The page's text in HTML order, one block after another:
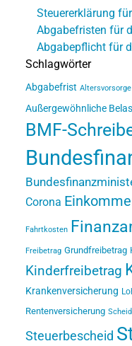
Steuererklärung
Abgabefristen für
Abgabepflicht für
Schlagwörter
Abgabefrist Altersvorsorge
Außergewöhnliche
BMF-
Corona
Fahrtkosten
Freibetrag Grundfreibetrag
Kinderfreibetrag
Krankenversicherung
Rentenversicherung
Steuerbescheid